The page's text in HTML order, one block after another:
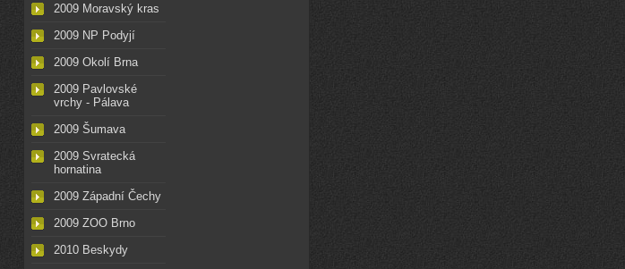
2009 Moravský kras
2009 NP Podyjí
2009 Okolí Brna
2009 Pavlovské
vrchy - Pálava
2009 Šumava
2009 Svratecká
hornatina
2009 Západní Čechy
2009 ZOO Brno
2010 Beskydy